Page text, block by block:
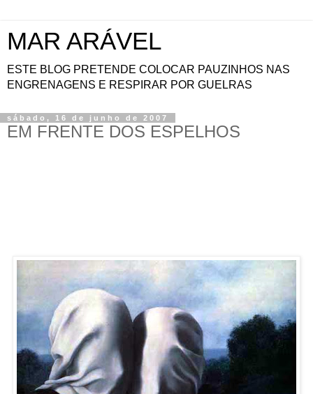
MAR ARÁVEL
ESTE BLOG PRETENDE COLOCAR PAUZINHOS NAS
ENGRENAGENS E RESPIRAR POR GUELRAS
sábado, 16 de junho de 2007
EM FRENTE DOS ESPELHOS